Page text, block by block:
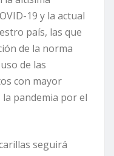
19 y la actual
país, las que
de la norma
de las
con mayor
pandemia por el
seguirá